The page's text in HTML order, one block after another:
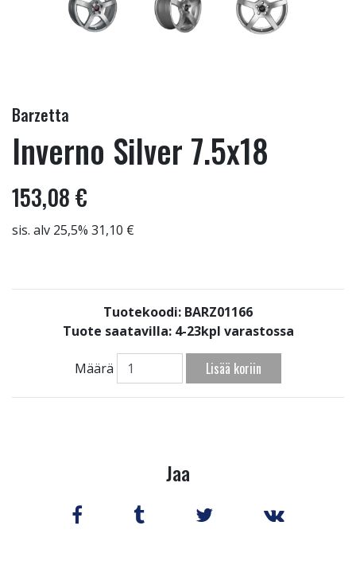
Barzetta
Inverno Silver 7.5x18
153,08 €
sis. alv 25,5% 31,10 €
Tuotekoodi: BARZ01166
Tuote saatavilla: 4-23kpl varastossa
Määrä Lisää koriin
Jaa